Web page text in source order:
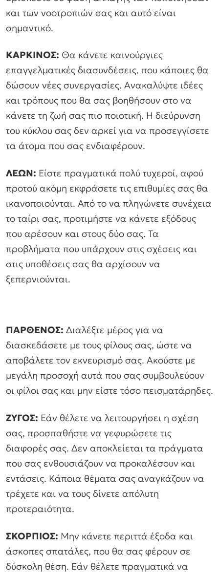
και των νοοτροπιών σας και αυτό είναι
σημαντικό.
ΚΑΡΚΙΝΟΣ: Θα κάνετε καινούργιες
επαγγελματικές διασυνδέσεις, που κάποιες θα
δώσουν νέες συνεργασίες. Ανακαλύψτε ιδέες
και τρόπους που θα σας βοηθήσουν στο να
κάνετε τη ζωή σας πιο ποιοτική. Η διεύρυνση
του κύκλου σας δεν αρκεί για να προσεγγίσετε
τα άτομα που σας ενδιαφέρουν.
ΛΕΩΝ: Είστε πραγματικά πολύ τυχεροί, αφού
προτού ακόμη εκφράσετε τις επιθυμίες σας θα
ικανοποιούνται. Από το να πληγώνετε συνέχεια
το ταίρι σας, προτιμήστε να κάνετε εξόδους
που αρέσουν και στους δύο σας. Τα
προβλήματα που υπάρχουν στις σχέσεις και
στις υποθέσεις σας θα αρχίσουν να
ξεπερνιούνται.
ΠΑΡΘΕΝΟΣ: Διαλέξτε μέρος για να
διασκεδάσετε με τους φίλους σας, ώστε να
αποβάλετε τον εκνευρισμό σας. Ακούστε με
μεγάλη προσοχή αυτά που σας συμβουλεύουν
οι φίλοι σας και μην είστε τόσο πεισματάρηδες.
ΖΥΓΟΣ: Εάν θέλετε να λειτουργήσει η σχέση
σας, προσπαθήστε να γεφυρώσετε τις
διαφορές σας. Δεν αποκλείεται τα πράγματα
που σας ενθουσιάζουν να προκαλέσουν και
εντάσεις. Κάποια θέματα σας αναγκάζουν να
τρέχετε και να τους δίνετε απόλυτη
προτεραιότητα.
ΣΚΟΡΠΙΟΣ: Μην κάνετε περιττά έξοδα και
άσκοπες σπατάλες, που θα σας φέρουν σε
δύσκολη θέση. Εάν θέλετε πραγματικά να